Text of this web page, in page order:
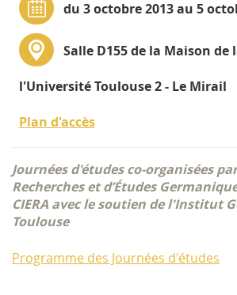
du 3 octobre 2013 au 5
Salle D155 de la Maison de
l'Université Toulouse 2 - Le Mirail
Plan d'accès
Journées d'études co-organisées
Recherches et d’Études
CIERA avec le soutien de l'Institut
Toulouse
Programme des Journées d'études